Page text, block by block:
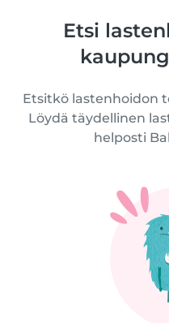
Etsi
Etsitkö lastenhoidon
Löydä täydellinen
helposti